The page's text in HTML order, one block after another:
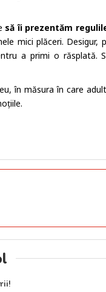
să îi prezentăm
mici plăceri.
a primi o răsplată.
în măsura în care